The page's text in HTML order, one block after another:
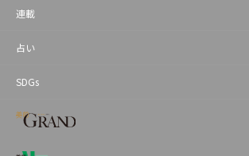
連載
占い
SDGs